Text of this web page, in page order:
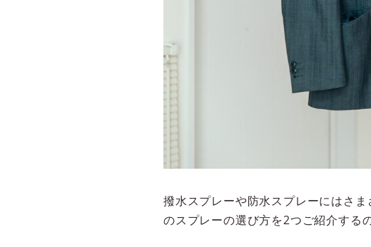
撥水スプレーや防水スプレーにはさ
のスプレーの選び方を2つご紹介する